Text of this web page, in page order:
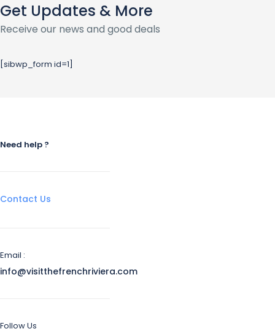
Get Updates & More
Receive our news and good deals
[sibwp_form id=1]
Need help ?
Contact Us
Email :
info@visitthefrenchriviera.com
Follow Us